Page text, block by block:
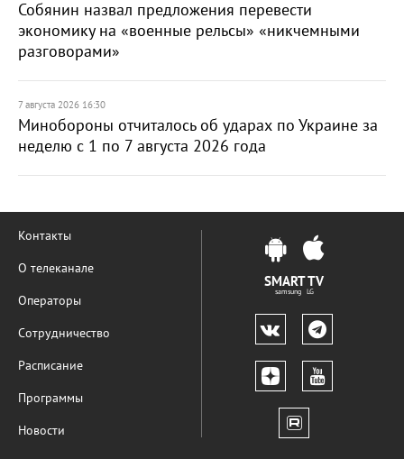
Собянин назвал предложения перевести
экономику на «военные рельсы» «никчемными
разговорами»
7 августа 2026 16:30
Минобороны отчиталось об ударах по Украине за
неделю с 1 по 7 августа 2026 года
Контакты
О телеканале
Операторы
Сотрудничество
Расписание
Программы
Новости
SMART TV
samsung LG